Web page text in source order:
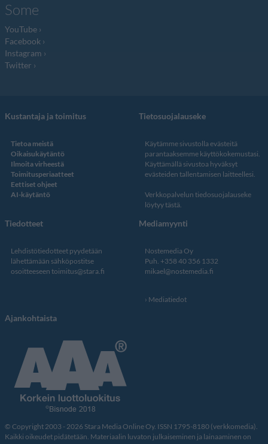
Some
YouTube
Facebook
Instagram
Twitter
Kustantaja ja toimitus
Tietoa meistä
Oikaisukäytäntö
Ilmoita virheestä
Toimitusperiaatteet
Eettiset ohjeet
AI-käytäntö
Tietosuojalauseke
Käytämme sivustolla evästeitä
parantaaksemme käyttökokemustasi.
Käyttämällä sivustoa hyväksyt
evästeiden tallentamisen laitteellesi.
Verkkopalvelun tiedosuojalauseke
löytyy tästä.
Tiedotteet
Lehdistötiedotteet pyydetään
lähettämään sähköpostitse
osoitteeseen toimitus@stara.fi
Mediamyynti
Nostemedia Oy
Puh. +358 40 356 1332
mikael@nostemedia.fi
Mediatiedot
Ajankohtaista
© Copyright 2003 - 2026 Stara Media Online Oy. ISSN 1795-8180 (verkkomedia).
Kaikki oikeudet pidätetään. Materiaalin luvaton julkaiseminen ja lainaaminen on